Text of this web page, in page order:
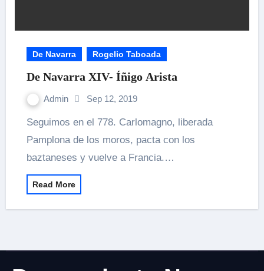
De Navarra Rogelio Taboada
De Navarra XIV- Íñigo Arista
Admin Sep 12, 2019
Seguimos en el 778. Carlomagno, liberada
Pamplona de los moros, pacta con los
baztaneses y vuelve a Francia.…
Read More